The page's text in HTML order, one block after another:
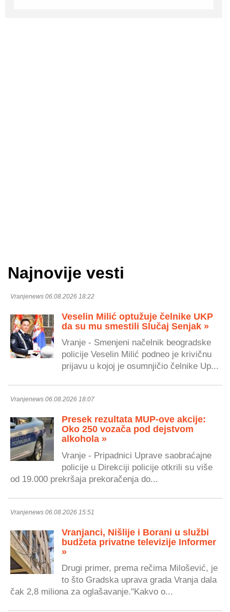
Najnovije vesti
Vranjenews 06.08.2026 18:22
Veselin Milić optužuje čelnike UKP
da su mu smestili Slučaj Senjak »
Vranje - Smenjeni načelnik beogradske
policije Veselin Milić podneo je krivičnu
prijavu u kojoj je osumnjičio čelnike Up...
Vranjenews 06.08.2026 18:07
Presek rezultata MUP-ove akcije:
Oko 250 vozača pod dejstvom
alkohola »
Vranje - Pripadnici Uprave saobraćajne
policije u Direkciji policije otkrili su više
od 19.000 prekršaja prekoračenja do...
Vranjenews 06.08.2026 15:51
Vranjanci, Nišlije i Borani u službi
budžeta privatne televizije Informer
»
Drugi primer, prema rečima Milošević, je
to što Gradska uprava grada Vranja dala
čak 2,8 miliona za oglašavanje."Kakvo o...